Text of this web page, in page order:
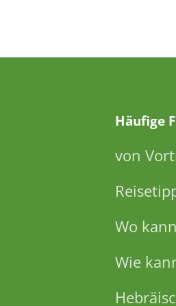
Häufige
von
Wo
Wie